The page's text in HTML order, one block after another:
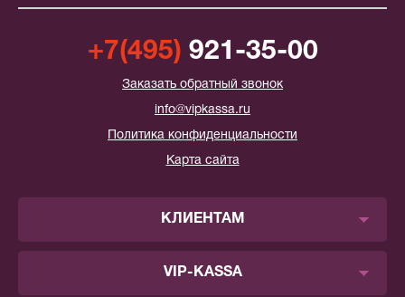
+7(495) 921-35-00
Заказать обратный звонок
info@vipkassa.ru
Политика конфиденциальности
Карта сайта
КЛИЕНТАМ
VIP-KASSA